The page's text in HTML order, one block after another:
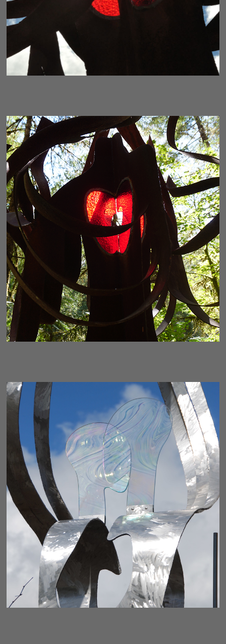
UNITY-FRAGMENT
LINK - FRAGMENT